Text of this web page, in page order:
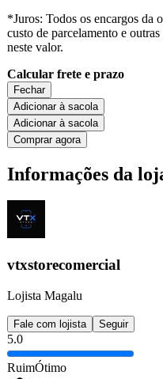
*Juros: Todos os encargos da
custo de parcelamento e
neste valor.
Calcular frete e prazo
Fechar
Adicionar à sacola
Adicionar à sacola
Comprar agora
Informações da
vtxstorecomercial
Lojista Magalu
Fale com lojista Seguir
5.0
RuimÓtimo